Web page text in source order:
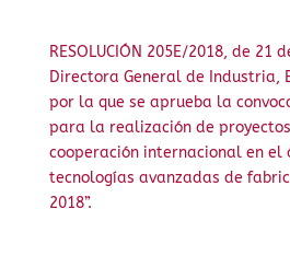
RESOLUCIÓN 205E/2018, de 21
Directora General de Industria,
por la que se aprueba la
para la realización de
cooperación internacional en el
tecnologías avanzadas de
2018”.